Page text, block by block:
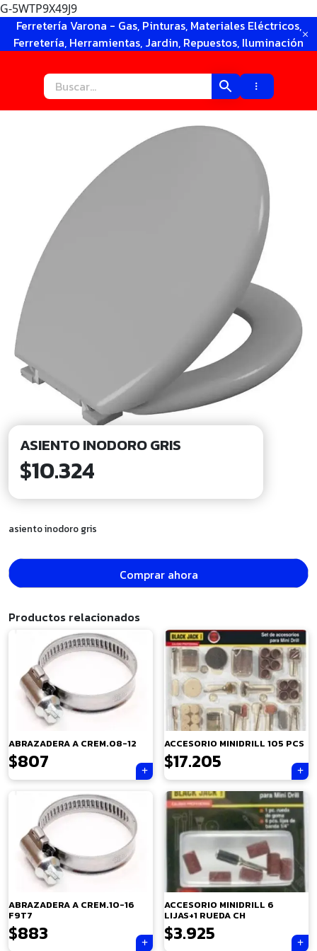
G-5WTP9X49J9
Ferretería Varona - Gas, Pinturas, Materiales Eléctricos,
Ferretería, Herramientas, Jardin, Repuestos, Iluminación
ASIENTO INODORO GRIS
$10.324
asiento inodoro gris
Comprar ahora
Productos relacionados
ABRAZADERA A CREM.08-12
$807
ACCESORIO MINIDRILL 105 PCS
$17.205
ABRAZADERA A CREM.10-16
F9T7
$883
ACCESORIO MINIDRILL 6
LIJAS+1 RUEDA CH
$3.925
×